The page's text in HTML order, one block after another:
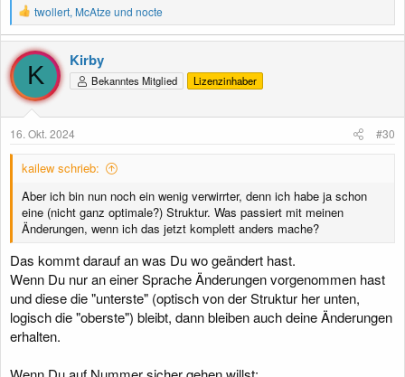
R
e
a
k
t
i
o
n
n
twollert, McAtze und nocte
K
Kirby
Bekanntes Mitglied Lizenzinhaber
16. Okt. 2024 #30
kailew schrieb:
Aber ich bin nun noch ein wenig verwirrter, denn ich habe ja schon
eine (nicht ganz optimale?) Struktur. Was passiert mit meinen
Änderungen, wenn ich das jetzt komplett anders mache?
Das kommt darauf an was Du wo geändert hast.
Wenn Du nur an einer Sprache Änderungen vorgenommen hast
und diese die "unterste" (optisch von der Struktur her unten,
logisch die "oberste") bleibt, dann bleiben auch deine Änderungen
erhalten.